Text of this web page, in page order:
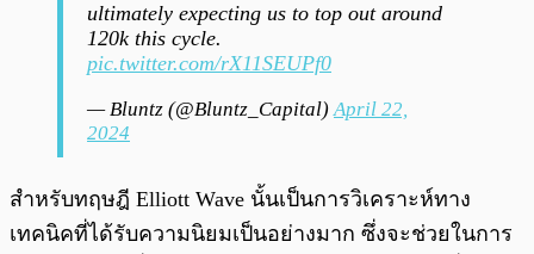
ultimately expecting us to top out around
120k this cycle.
pic.twitter.com/rX11SEUPf0
— Bluntz (@Bluntz_Capital)April 22,
2024
สำหรับทฤษฎี Elliott Wave นั้นเป็นการวิเคราะห์ทาง
เทคนิคที่ได้รับความนิยมเป็นอย่างมาก ซึ่งจะช่วยในการ